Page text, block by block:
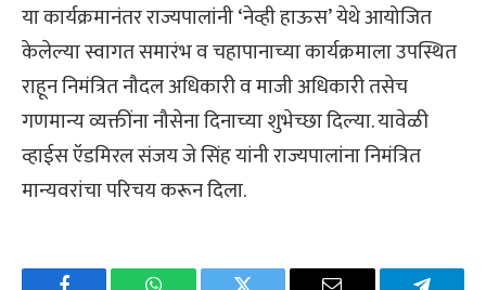
या कार्यक्रमानंतर राज्यपालांनी ‘नेव्ही हाऊस’ येथे आयोजित
केलेल्या स्वागत समारंभ व चहापानाच्या कार्यक्रमाला उपस्थित
राहून निमंत्रित नौदल अधिकारी व माजी अधिकारी तसेच
गणमान्य व्यक्तींना नौसेना दिनाच्या शुभेच्छा दिल्या. यावेळी
व्हाईस ऍडमिरल संजय जे सिंह यांनी राज्यपालांना निमंत्रित
मान्यवरांचा परिचय करून दिला.